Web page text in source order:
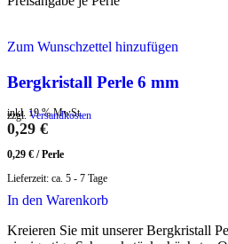
Zum Wunschzettel hinzufügen
Bergkristall Perle 6 mm
inkl. 19 % MwSt.
zzgl. Versandkosten
0,29 €
0,29 € /Perle
Lieferzeit: ca. 5 - 7 Tage
In den Warenkorb
Kreieren Sie mit unserer Bergkristall